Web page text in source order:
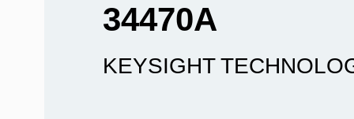
34470A
KEYSIGHT